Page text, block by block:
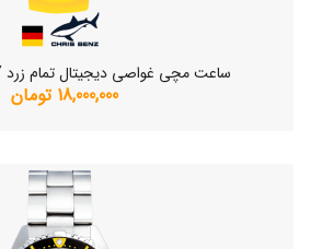
ساعت مچی غواصی دیجیتال تمام زرد CB-D200-Y-KBY
18,000,000 تومان